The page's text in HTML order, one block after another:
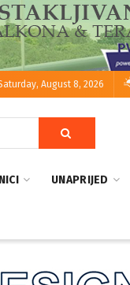
August 8, 2026
UNAPRIJED